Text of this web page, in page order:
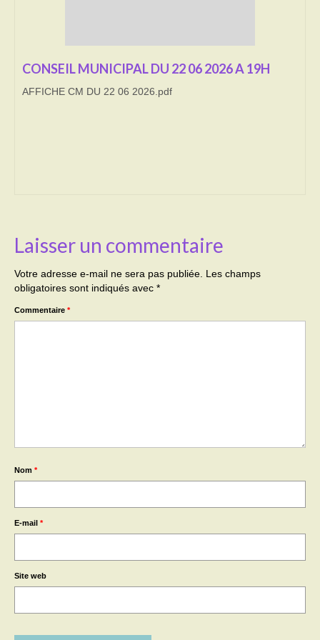
Culte
CONSEIL MUNICIPAL DU 22 06 2026 A 19H
AFFICHE CM DU 22 06 2026.pdf
Laisser un commentaire
Votre adresse e-mail ne sera pas publiée. Les champs
obligatoires sont indiqués avec *
Commentaire *
Nom *
E-mail *
Site web